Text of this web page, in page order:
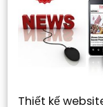
Thiết kế